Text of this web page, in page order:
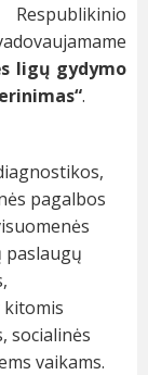
ligų gydymo
.
pagalbos
paslaugų
socialinės
vaikams.